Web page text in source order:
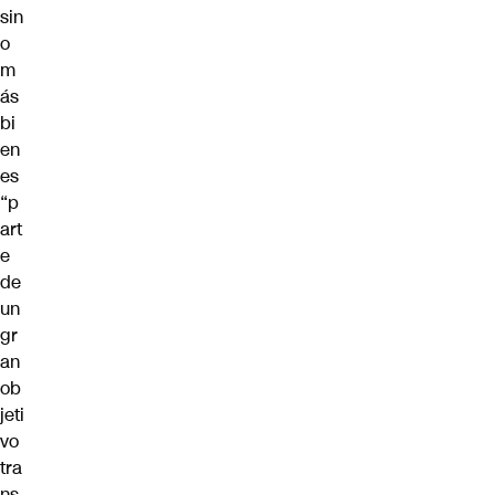
sin
o
m
ás
bi
en
es
“p
art
e
de
un
gr
an
ob
jeti
vo
tra